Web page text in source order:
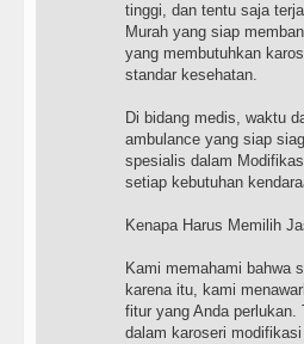
tinggi, dan tentu saja
Murah yang siap
yang membutuhkan
standar kesehatan.
Di bidang medis, waktu
ambulance yang siap
spesialis dalam
setiap kebutuhan
Kenapa Harus Memilih
Kami memahami bahwa
karena itu, kami
fitur yang Anda
dalam karoseri